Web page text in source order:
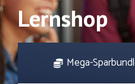
Lernshop
Mega-